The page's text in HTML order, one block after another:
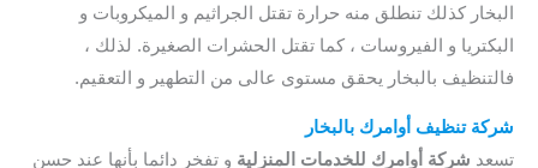
البخار كذلك تنطلق منه حرارة تقتل الجراثيم و الميكروبات و
البكتريا و الفيروسات ، كما تقتل الحشرات الصغيرة. لذلك ،
فالتنظيف بالبخار يحقق مستوى عالى من التطهير و التعقيم.
شركة تنظيف أوامرك بالبخار
تسعد شركة أوامرك للخدمات المنزلية و تفخر دائما بأنها عند حسن